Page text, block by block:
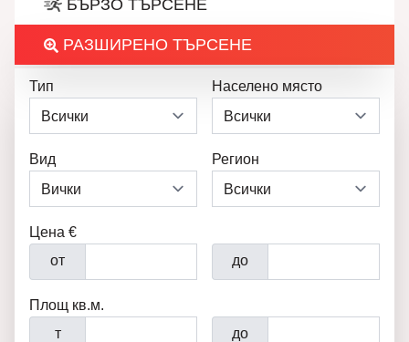
БЪРЗО ТЪРСЕНЕ
РАЗШИРЕНО ТЪРСЕНЕ
Тип Населено място
Вид Регион
Цена €
от
до
Площ кв.м.
т
до